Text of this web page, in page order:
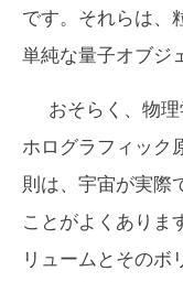
です。それらは、
単純な量子オブジ
おそらく、物
ホログラフィック
則は、宇宙が実際
ことがよくありま
リュームとそのボ